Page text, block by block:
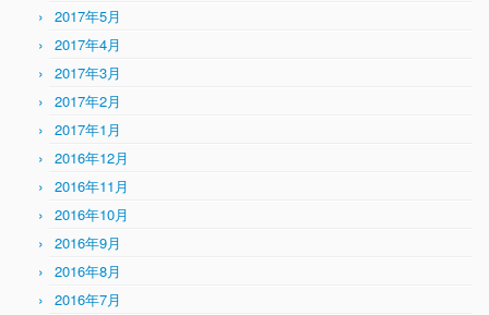
2017年5月
2017年4月
2017年3月
2017年2月
2017年1月
2016年12月
2016年11月
2016年10月
2016年9月
2016年8月
2016年7月